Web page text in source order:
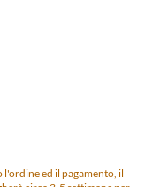
ed il pagamento, il